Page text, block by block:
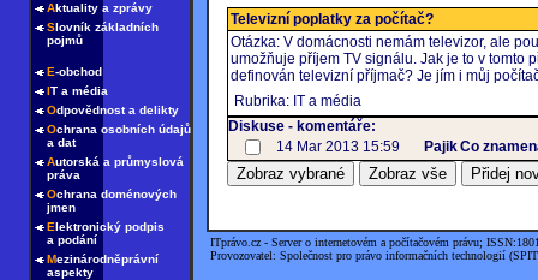
Aktuality a zprávy
Slovník základních
pojmů
E-obchod
IT a média
Odpovědnost a delikty
Ochrana osobních údajů
a dat
Autorská a průmyslová
práva
Ochrana doménových
jmen
Elektronický podpis
a podání
Mezinárodněprávní
aspekty
Televizní poplatky za počítač?
Otázka: V domácnosti nemám televizor, ale
umožňuje příjem TV signálu. Jak je to v tomto
definován televizní příjmač? Je jím i můj
Rubrika: IT a média
Diskuse - komentáře:
14 Mar 2013 15:59
PajikCo
ITprávo.cz - Server o internetovém a počítačovém právu;
Provozovatel: Společnost pro právo informačních technologií